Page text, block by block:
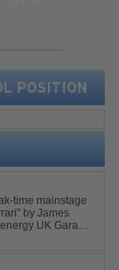
POSITION
time mainstage
by James
UK Garage